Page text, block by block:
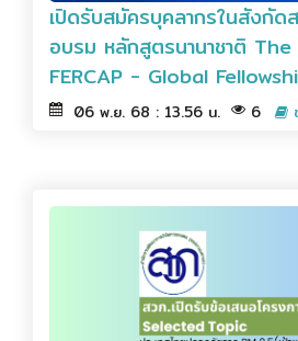
เปิดรับสมัครบุคลากรในสังกัด
อบรม หลักสูตรนานาชาติ The
FERCAP - Global
06 พ.ย. 68 : 13.56 น. 6